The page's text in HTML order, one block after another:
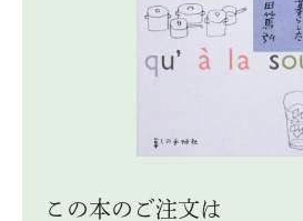
この本のご注⽂は